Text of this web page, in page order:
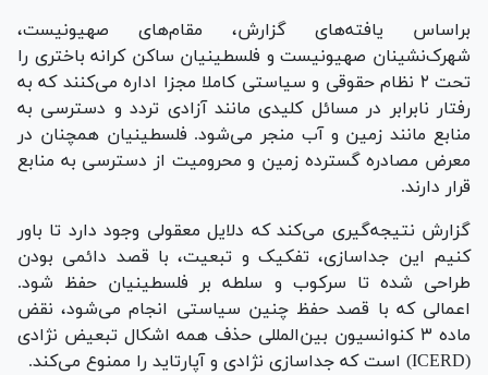
براساس یافته‌های گزارش، مقام‌های صهیونیست،
شهرک‌نشینان صهیونیست و فلسطینیان ساکن کرانه باختری را
تحت ۲ نظام حقوقی و سیاستی کاملا مجزا اداره می‌کنند که به
رفتار نابرابر در مسائل کلیدی مانند آزادی تردد و دسترسی به
منابع مانند زمین و آب منجر می‌شود. فلسطینیان همچنان در
معرض مصادره گسترده زمین و محرومیت از دسترسی به منابع
قرار دارند.
گزارش نتیجه‌گیری می‌کند که دلایل معقولی وجود دارد تا باور
کنیم این جداسازی، تفکیک و تبعیت، با قصد دائمی بودن
طراحی شده تا سرکوب و سلطه بر فلسطینیان حفظ شود.
اعمالی که با قصد حفظ چنین سیاستی انجام می‌شود، نقض
ماده ۳ کنوانسیون بین‌المللی حذف همه اشکال تبعیض نژادی
(ICERD) است که جداسازی نژادی و آپارتاید را ممنوع می‌کند.